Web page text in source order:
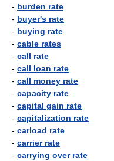
- burden rate
- buyer's rate
- buying rate
- cable rates
- call rate
- call loan rate
- call money rate
- capacity rate
- capital gain rate
- capitalization rate
- carload rate
- carrier rate
- carrying over rate